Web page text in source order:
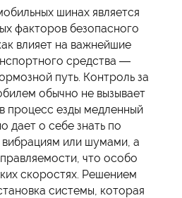
шинах является
факторов безопасного
влияет на важнейшие
средства —
путь. Контроль за
обычно не вызывает
процесс езды медленный
дает о себе знать по
или шумами, а
что особо
скоростях. Решением
системы, которая